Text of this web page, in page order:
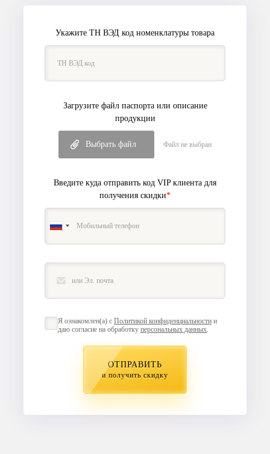
Укажите ТН ВЭД код номенклатуры товара
Загрузите файл паспорта или описание
продукции
Выбрать файл Файл не выбран
Введите куда отправить код VIP клиента для
получения скидки*
Я ознакомлен(а) с Политикой конфиденциальности и
даю согласие на обработку персональных данных.
ОТПРАВИТЬ
и получить скидку